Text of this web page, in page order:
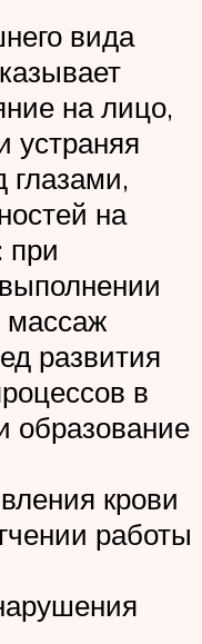
вида
на лицо,
устраняя
глазами,
на
при
развития
в
образование
крови
работы